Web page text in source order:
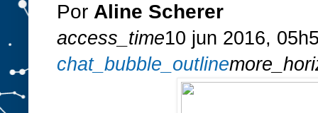
Por Aline Scherer
access_time10 jun 2016,
chat_bubble_outline